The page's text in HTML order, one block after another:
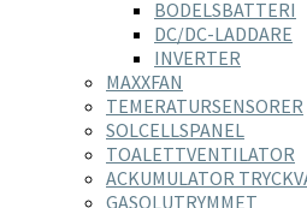
BODELSBATTERI
DC/DC-LADDARE
INVERTER
MAXXFAN
TEMERATURSENSORER
SOLCELLSPANEL
TOALETTVENTILATOR
ACKUMULATOR
GASOLUTRYMMET